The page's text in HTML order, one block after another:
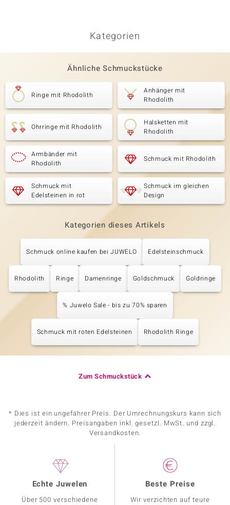
Kategorien
Ähnliche Schmuckstücke
Ringe mit Rhodolith
Anhänger mit
Rhodolith
Ohrringe mit Rhodolith
Halsketten mit
Rhodolith
Armbänder mit
Rhodolith
Schmuck mit Rhodolith
Schmuck mit
Edelsteinen in rot
Schmuck im gleichen
Design
Kategorien dieses Artikels
Schmuck online kaufen bei JUWELO Edelsteinschmuck
Rhodolith Ringe Damenringe Goldschmuck Goldringe
% Juwelo Sale - bis zu 70% sparen
Schmuck mit roten Edelsteinen Rhodolith Ringe
Zum Schmuckstück
* Dies ist ein ungefährer Preis. Der Umrechnungskurs kann sich
jederzeit ändern. Preisangaben inkl. gesetzl. MwSt. und zzgl.
Versandkosten.
Echte Juwelen
Über 500 verschiedene
Beste Preise
Wir verzichten auf teure